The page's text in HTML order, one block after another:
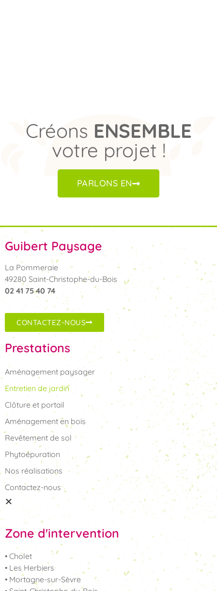
Créons ENSEMBLE
votre projet !
PARLONS EN
Guibert Paysage
La Pommeraie
49280 Saint-Christophe-du-Bois
02 41 75 40 74
CONTACTEZ-NOUS
Prestations
Aménagement paysager
Entretien de jardin
Clôture et portail
Aménagement en bois
Revêtement de sol
Phytoépuration
Nos réalisations
Contactez-nous
Zone d'intervention
• Cholet
• Les Herbiers
• Mortagne-sur-Sèvre